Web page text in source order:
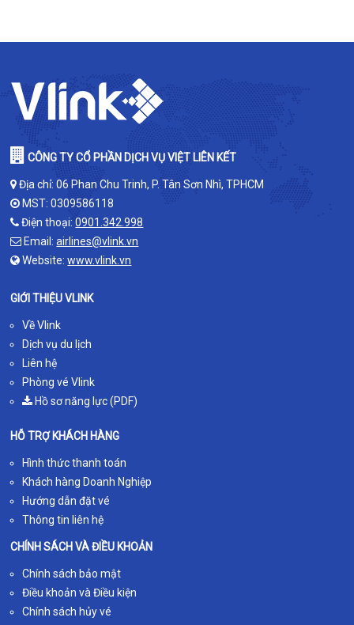
CÔNG TY CỔ PHẦN DỊCH VỤ VIỆT LIÊN KẾT
Địa chỉ: 06 Phan Chu Trinh, P. Tân Sơn Nhì, TPHCM
MST: 0309586118
Điện thoại:0901.342.998
Email:airlines@vlink.vn
Website:www.vlink.vn
GIỚI THIỆU VLINK
Về Vlink
Dịch vụ du lịch
Liên hệ
Phòng vé Vlink
Hồ sơ năng lực (PDF)
HỖ TRỢ KHÁCH HÀNG
Hình thức thanh toán
Khách hàng Doanh Nghiệp
Hướng dẫn đặt vé
Thông tin liên hệ
CHÍNH SÁCH VÀ ĐIỀU KHOẢN
Chính sách bảo mật
Điều khoản và Điều kiện
Chính sách hủy vé